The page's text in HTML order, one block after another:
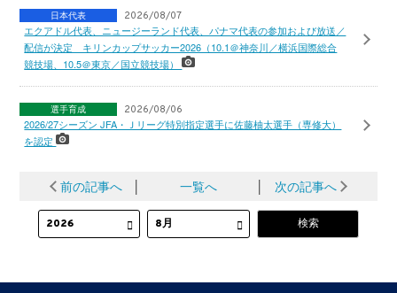
日本代表 2026/08/07
エクアドル代表、ニュージーランド代表、パナマ代表の参加および放送／
配信が決定 キリンカップサッカー2026（10.1＠神奈川／横浜国際総合
競技場、10.5＠東京／国立競技場）
選手育成 2026/08/06
2026/27シーズン JFA・Ｊリーグ特別指定選手に佐藤柚太選手（専修大）
を認定
前の記事へ │ 一覧へ │ 次の記事へ